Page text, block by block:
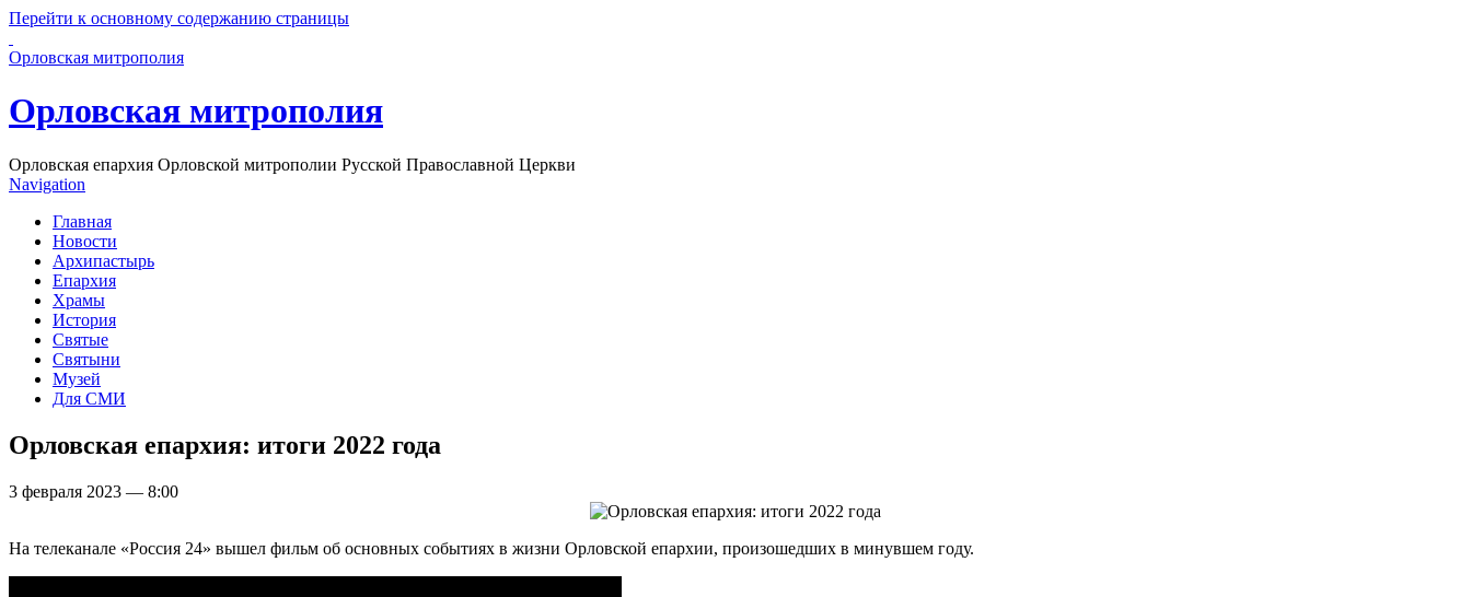
Перейти к основному содержанию страницы
Орловская митрополия
Орловская митрополия
Орловская епархия Орловской митрополии Русской Православной Церкви
Navigation
Главная
Новости
Архипастырь
Епархия
Храмы
История
Святые
Святыни
Музей
Для СМИ
Орловская епархия: итоги 2022 года
3 февраля 2023 — 8:00
На телеканале «Россия 24» вышел фильм об основных событиях в жизни Орловской епархии, произошедших в минувшем году.